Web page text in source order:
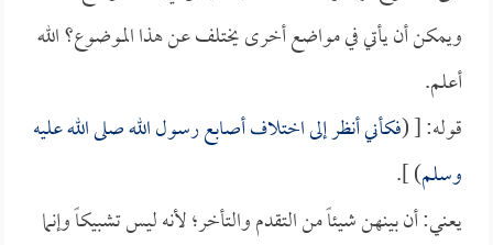
ويمكن أن يأتي في مواضع أخرى يختلف عن هذا الموضوع؟ الله
أعلم.
قوله: [ (فكأني أنظر إلى اختلاف أصابع رسول الله صلى الله عليه
وسلم) ].
يعني: أن بينهن شيئاً من التقدم والتأخر؛ لأنه ليس تشبيكاً وإنما